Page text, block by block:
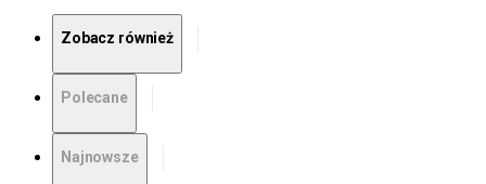
Zobacz również
Polecane
Najnowsze